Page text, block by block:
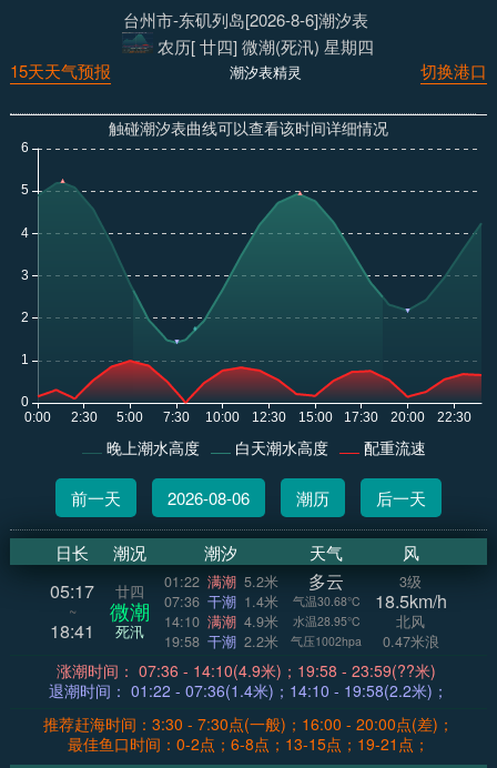
台州市-东矶列岛[2026-8-6]潮汐表
农历[ 廿四] 微潮(死汛) 星期四
切换港口
潮汐表精灵
15天天气预报
触碰潮汐表曲线可以查看该时间详细情况
晚上潮水高度 白天潮水高度 配重流速
前一天 2026-08-06 潮历 后一天
日长 潮况 潮汐 天气 风
05:17
~
18:41
廿四
微潮
死汛
01:22 满潮 5.2米
07:36 干潮 1.4米
14:10 满潮 4.9米
19:58 干潮 2.2米
多云
气温30.68°C
水温28.95°C
气压1002hpa
3级
18.5km/h
北风
0.47米浪
涨潮时间： 07:36 - 14:10(4.9米)；19:58 - 23:59(??米)
退潮时间： 01:22 - 07:36(1.4米)；14:10 - 19:58(2.2米)；
推荐赶海时间：3:30 - 7:30点(一般)；16:00 - 20:00点(差)；
最佳鱼口时间：0-2点；6-8点；13-15点；19-21点；